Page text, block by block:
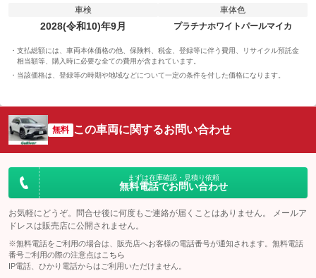
車検
2028(令和10)年9月
車体色
プラチナホワイトパールマイカ
支払総額には、車両本体価格の他、保険料、税金、登録等に伴う費用、リサイクル預託金
相当額等、購入時に必要な全ての費用が含まれています。
当該価格は、登録等の時期や地域などについて一定の条件を付した価格になります。
無料 この車両に関するお問い合わせ
まずは在庫確認・見積り依頼
無料電話でお問い合わせ
お気軽にどうぞ。問合せ後に何度もご連絡が届くことはありません。 メールア
ドレスは販売店に公開されません。
※無料電話をご利用の場合は、販売店へお客様の電話番号が通知されます。無料電話
番号ご利用の際の注意点は こちら
IP電話、ひかり電話からはご利用いただけません。